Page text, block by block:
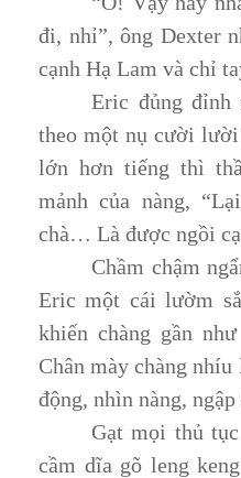
đi, nhỉ”, ông Dexter
cạnh Hạ Lam và chỉ
Eric đủng đỉnh
theo một nụ cười
lớn hơn tiếng thì
mảnh của nàng,
chà… Là được ngồi
Chầm chậm
Eric một cái lườm
khiến chàng gần
Chân mày chàng
động, nhìn nàng,
Gạt mọi thủ
cầm dĩa gõ leng